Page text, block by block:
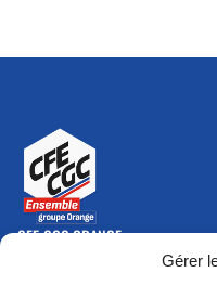
Gérer
CFE-CGC ORANGE
10-12 rue Saint Amand,